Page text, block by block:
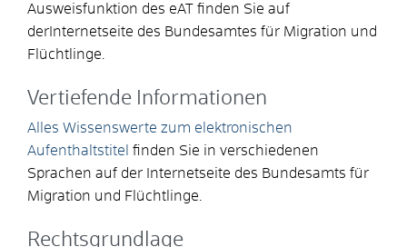
Ausweisfunktion des eAT finden Sie auf
derInternetseite des Bundesamtes für Migration und
Flüchtlinge.
Vertiefende Informationen
Alles Wissenswerte zum elektronischen
Aufenthaltstitel finden Sie in verschiedenen
Sprachen auf der Internetseite des Bundesamts für
Migration und Flüchtlinge.
Rechtsgrundlage